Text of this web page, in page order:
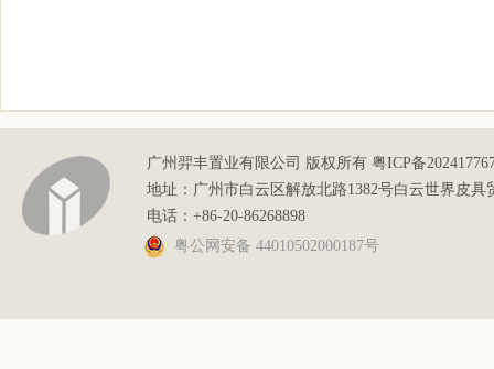
广州羿丰置业有限公司 版权所有 粤ICP备
地址：广州市白云区解放北路1382号白云世界皮
电话：+86-20-86268898
粤公网安备 44010502000187号